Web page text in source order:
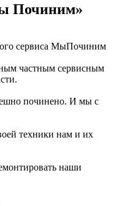
Починим»
сервиса МыПочиним
частным сервисным
починено. И мы с
техники нам и их
наши